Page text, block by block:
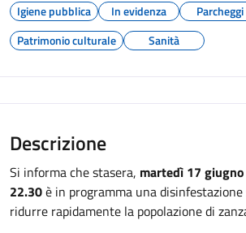
Igiene pubblica In evidenza
Parcheggi
Patrimonio culturale
Sanità
Descrizione
Si informa che stasera, martedì 17
22.30è in programma una
ridurre rapidamente la popolazione di